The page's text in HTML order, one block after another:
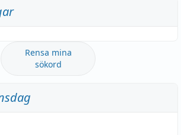
Rensa mina
sökord